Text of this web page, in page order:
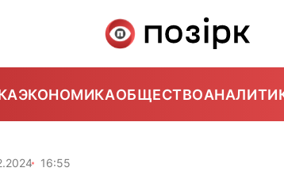
ЭКОНОМИКАОБЩЕСТВО
16:55